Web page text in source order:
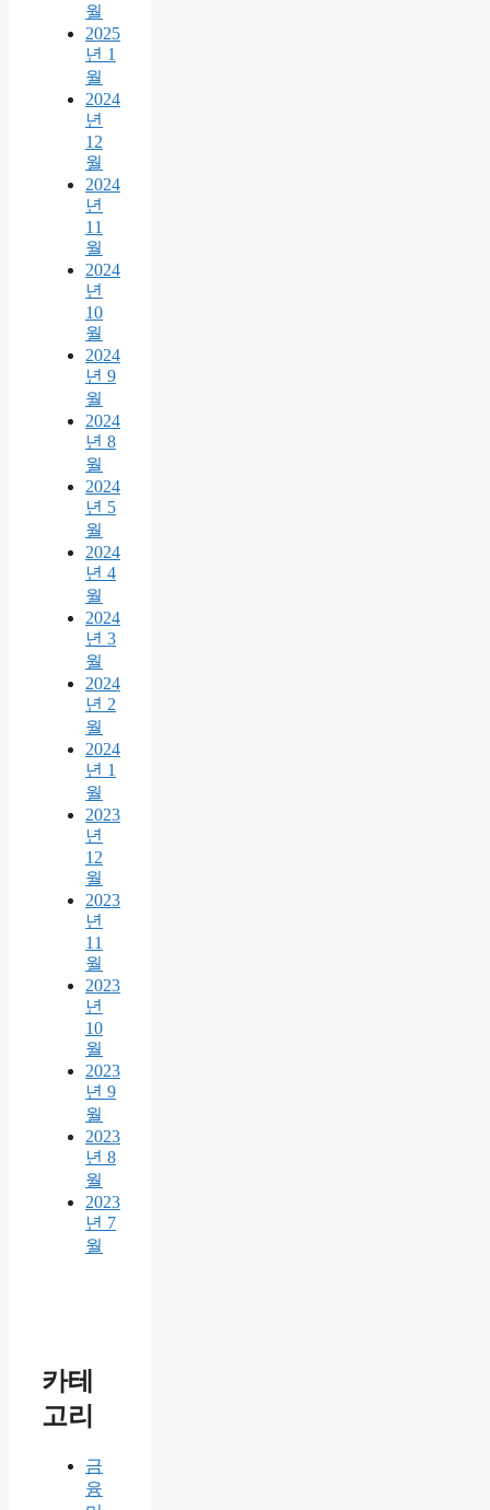
월
2025
년 1
월
2024
년
12
월
2024
년
11
월
2024
년
10
월
2024
년 9
월
2024
년 8
월
2024
년 5
월
2024
년 4
월
2024
년 3
월
2024
년 2
월
2024
년 1
월
2023
년
12
월
2023
년
11
월
2023
년
10
월
2023
년 9
월
2023
년 8
월
2023
년 7
월
카테
고리
금
융